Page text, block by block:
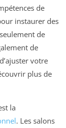
de
instaurer des
de
de
votre
plus de
la
. Les salons